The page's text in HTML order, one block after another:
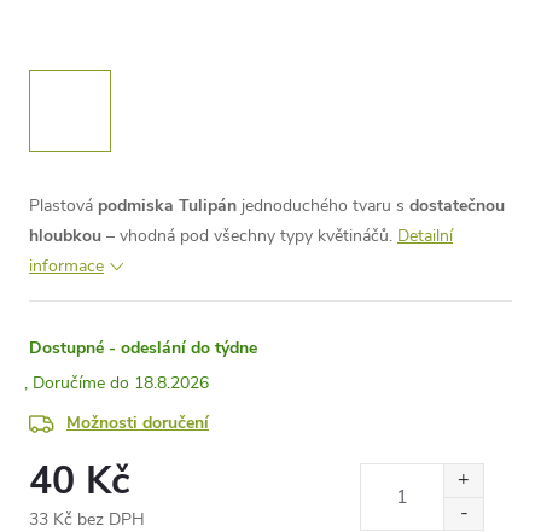
Plastová podmiska Tulipán jednoduchého tvaru s dostatečnou
hloubkou – vhodná pod všechny typy květináčů. Detailní
informace
Dostupné - odeslání do týdne
18.8.2026
Možnosti doručení
40 Kč
33 Kč bez DPH